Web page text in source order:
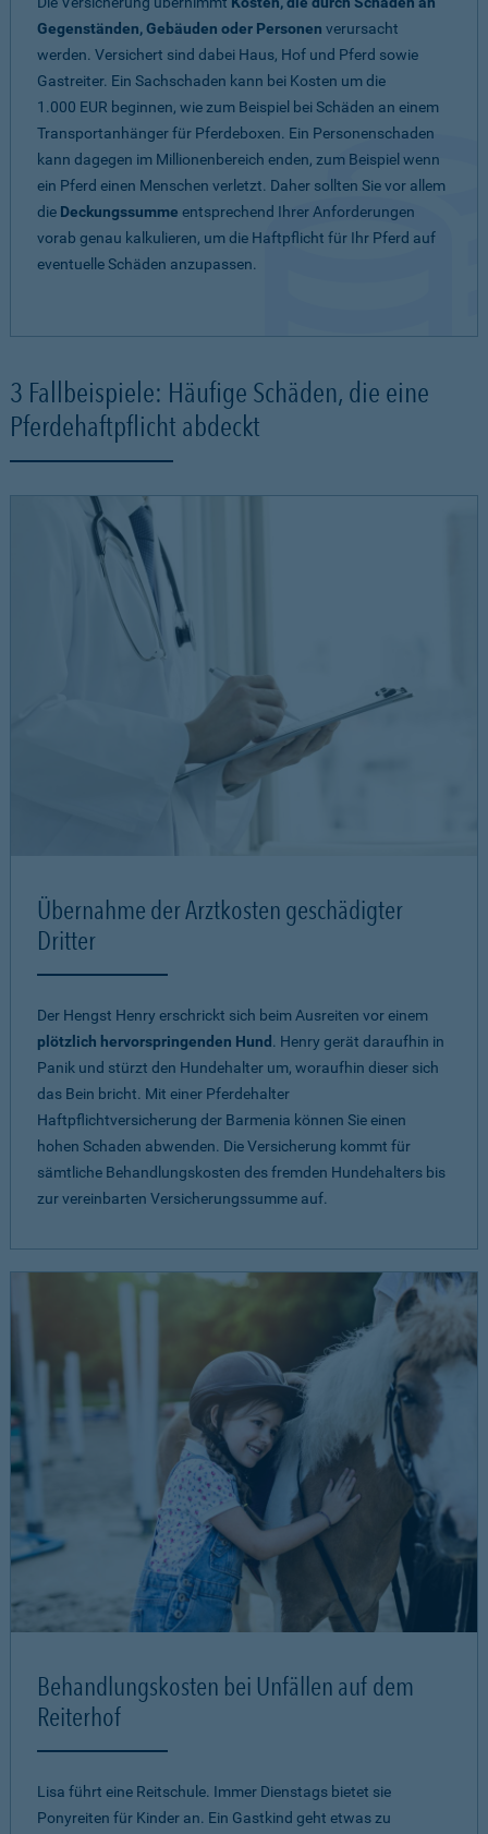
Gegenständen, Gebäuden oder Personen verursacht
werden. Versichert sind dabei Haus, Hof und Pferd sowie
Gastreiter. Ein Sachschaden kann bei Kosten um die
1.000 EUR beginnen, wie zum Beispiel bei Schäden an einem
Transportanhänger für Pferdeboxen. Ein Personenschaden
kann dagegen im Millionenbereich enden, zum Beispiel wenn
ein Pferd einen Menschen verletzt. Daher sollten Sie vor allem
die Deckungssumme entsprechend Ihrer Anforderungen
vorab genau kalkulieren, um die Haftpflicht für Ihr Pferd auf
eventuelle Schäden anzupassen.
3 Fallbeispiele: Häufige Schäden, die eine
Pferdehaftpflicht abdeckt
Übernahme der Arztkosten geschädigter
Dritter
Der Hengst Henry erschrickt sich beim Ausreiten vor einem
plötzlich hervorspringenden Hund . Henry gerät daraufhin in
Panik und stürzt den Hundehalter um, woraufhin dieser sich
das Bein bricht. Mit einer Pferdehalter
Haftpflichtversicherung der Barmenia können Sie einen
hohen Schaden abwenden. Die Versicherung kommt für
sämtliche Behandlungskosten des fremden Hundehalters bis
zur vereinbarten Versicherungssumme auf.
Behandlungskosten bei Unfällen auf dem
Reiterhof
Lisa führt eine Reitschule. Immer Dienstags bietet sie
Ponyreiten für Kinder an. Ein Gastkind geht etwas zu